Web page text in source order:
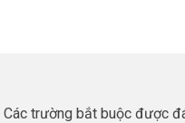
Các trường bắt buộc được